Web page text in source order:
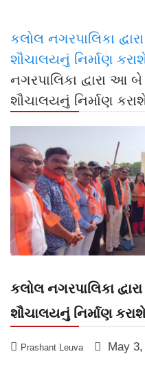
કલોલ નગરપાલિકા
શૌચાલયનું નિર્માણ
નગરપાલિકા દ્વારા
શૌચાલયનું નિર્માણ
કલોલ નગરપાલિકા
શૌચાલયનું નિર્માણ કરાશે
Prashant Leuva May